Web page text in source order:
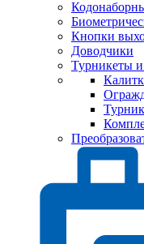
Кнопки
Доводчики
Турникеты